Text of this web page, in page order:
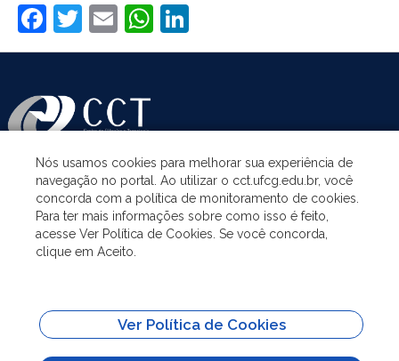
Facebook
Twitter
EmailWhatsApp
ASSUNTOS
ACESSO À INFORMAÇÃO
SITES IMPORTANTES
Nós usamos cookies para melhorar sua experiência de
navegação no portal. Ao utilizar o cct.ufcg.edu.br, você
concorda com a política de monitoramento de cookies.
Para ter mais informações sobre como isso é feito,
acesse Ver Política de Cookies. Se você concorda,
clique em Aceito.
Ver Política de Cookies